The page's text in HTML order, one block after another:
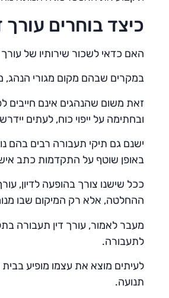
כיצד בוחרים
האם כדאי לשכור שירותיו של
במקרים שבהם מקום מגורי הנהג,
זאת משום שהנהגים אינם חייבים
ובחתימה על ייפוי כוח, לעתים
ישנם גם תיקי תעבורה רבים בהם
באופן שוטף על התקדמות כתב
ככל שישנו צורך בהופעה לדיון,
ההחלטה, אלא רק המיקום שבו
מעבר לאמור, עורך דין תעבורה
לתעבורה.
לעיתים מוצא את עצמו מופיע
תנועה.